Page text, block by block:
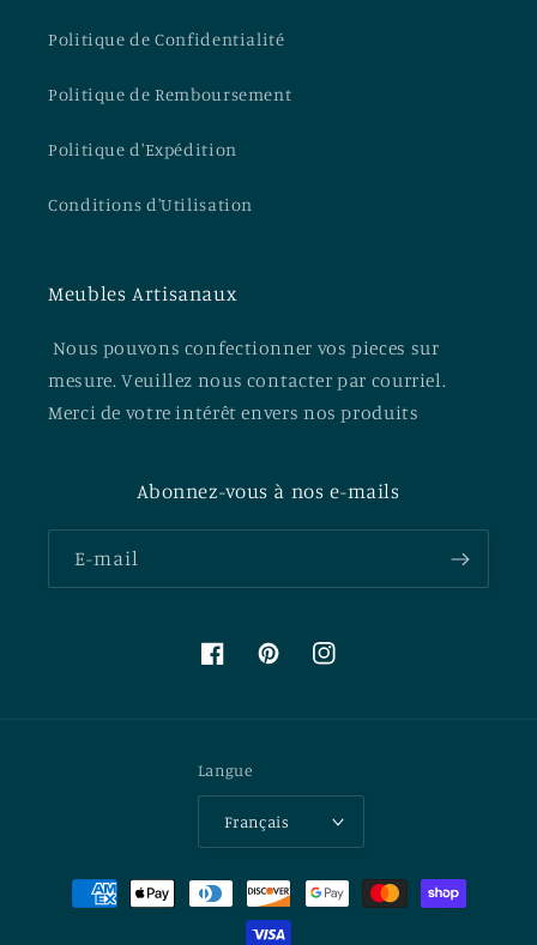
Politique de Confidentialité
Politique de Remboursement
Politique d'Expédition
Conditions d'Utilisation
Meubles Artisanaux
Nous pouvons confectionner vos pieces sur
mesure. Veuillez nous contacter par courriel.
Merci de votre intérêt envers nos produits
Abonnez-vous à nos e-mails
E-mail
FacebookPinterestInstagram
Langue
Français
Moyens